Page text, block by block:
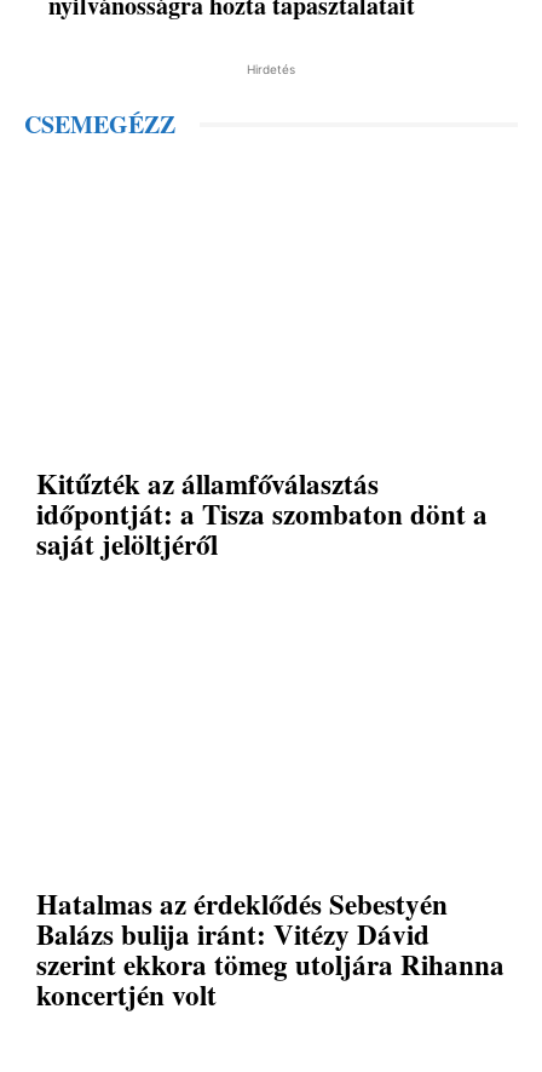
Hirdetés
CSEMEGÉZZ
Kitűzték az államfőválasztás
időpontját: a Tisza szombaton dönt a
saját jelöltjéről
Hatalmas az érdeklődés Sebestyén
Balázs bulija iránt: Vitézy Dávid
szerint ekkora tömeg utoljára Rihanna
koncertjén volt